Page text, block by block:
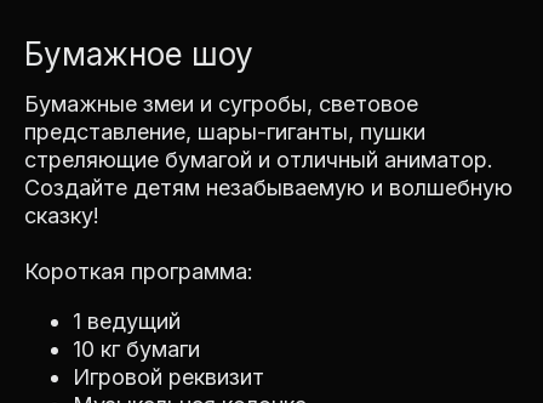
Бумажное шоу
Бумажные змеи и сугробы, световое
представление, шары-гиганты, пушки
стреляющие бумагой и отличный аниматор.
Создайте детям незабываемую и волшебную
сказку!
Короткая программа:
1 ведущий
10 кг бумаги
Игровой реквизит